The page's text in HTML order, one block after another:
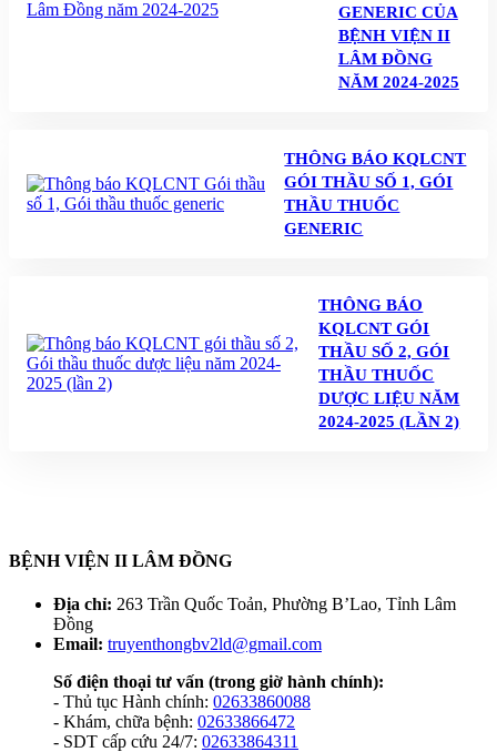
GENERIC CỦA
BỆNH VIỆN II
LÂM ĐỒNG
NĂM 2024-2025
THÔNG BÁO KQLCNT
GÓI THẦU SỐ 1, GÓI
THẦU THUỐC
GENERIC
THÔNG BÁO
KQLCNT GÓI
THẦU SỐ 2, GÓI
THẦU THUỐC
DƯỢC LIỆU NĂM
2024-2025 (LẦN 2)
BỆNH VIỆN II LÂM ĐỒNG
Địa chỉ: 263 Trần Quốc Toản, Phường B’Lao, Tỉnh Lâm
Đồng
Email: truyenthongbv2ld@gmail.com
Số điện thoại tư vấn (trong giờ hành chính):
- Thủ tục Hành chính: 02633860088
- Khám, chữa bệnh: 02633866472
- SDT cấp cứu 24/7: 02633864311